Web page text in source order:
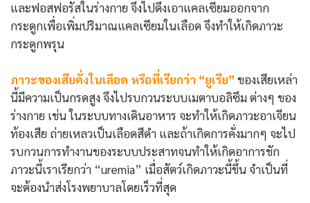
และฟอสฟอรัสในร่างกาย จึงไปดึงเอาแคลเซียมออกจาก
กระดูกเพื่อเพิ่มปริมาณแคลเซียมในเลือด จึงทำให้เกิดภาวะ
กระดูกพรุน
ภาวะของเสียคั่งในเลือด หรือที่เรียกว่า “ยูเรีย” ของเสียเหล่า
นี้มีความเป็นกรดสูง จึงไปรบกวนระบบเมตาบอลิซึม ต่างๆ ของ
ร่างกาย เช่น ในระบบทางเดินอาหาร จะทำให้เกิดภาวะอาเจียน
ท้องเสีย ถ่ายเหลวเป็นเลือดสีดำ และถ้าเกิดการคั่งมากๆ จะไป
รบกวนการทำงานของระบบประสาทจนทำให้เกิดอาการชัก
ภาวะนี้เราเรียกว่า “uremia” เมื่อสัตว์เกิดภาวะนี้ขึ้น จำเป็นที่
จะต้องนำส่งโรงพยาบาลโดยเร็วที่สุด